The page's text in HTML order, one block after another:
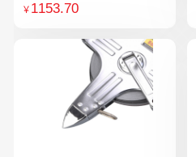
￥ 1153.70